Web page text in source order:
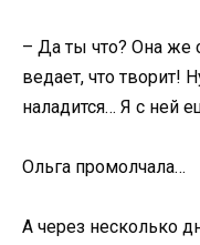
– Да ты что? Она же
ведает, что творит!
наладится… Я с ней
Ольга промолчала…
А через несколько